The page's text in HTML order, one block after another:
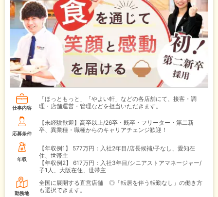
仕事内容
「ほっともっと」「やよい軒」などの各店舗にて、接客・調
理・店舗運営・管理などを担当いただきます。
応募条件
【未経験歓迎】高卒以上/26卒・既卒・フリーター・第二新
卒、異業種・職種からのキャリアチェンジ歓迎！
年収
【年収例1】
577万円：入社2年目/店長候補/子なし、愛知在
住、世帯主
【年収例2】
617万円：入社3年目/シニアストアマネージャー/
子1人、大阪在住、世帯主
勤務地
全国に展開する直営店舗 ◎「転居を伴う転勤なし」の働き方
も選択できます。